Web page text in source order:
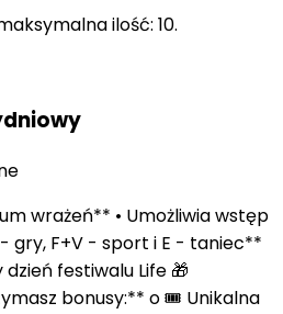
ilość: 10.
wrażeń** • Umożliwia wstęp
gry, F+V - sport i E - taniec**
festiwalu Life 🎁
bonusy:** o 🎟️ Unikalna